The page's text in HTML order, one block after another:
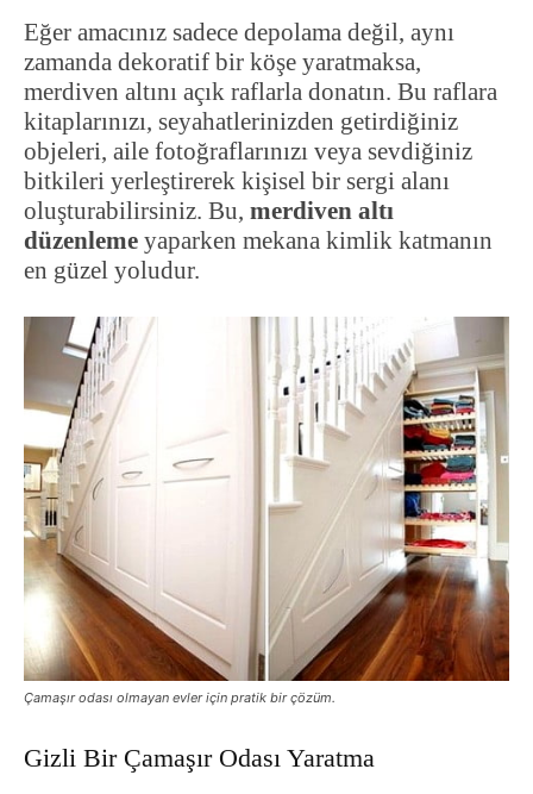
Eğer amacınız sadece depolama değil, aynı
zamanda dekoratif bir köşe yaratmaksa,
merdiven altını açık raflarla donatın. Bu raflara
kitaplarınızı, seyahatlerinizden getirdiğiniz
objeleri, aile fotoğraflarınızı veya sevdiğiniz
bitkileri yerleştirerek kişisel bir sergi alanı
oluşturabilirsiniz. Bu, merdiven altı
düzenleme yaparken mekana kimlik katmanın
en güzel yoludur.
Çamaşır odası olmayan evler için pratik bir çözüm.
Gizli Bir Çamaşır Odası Yaratma